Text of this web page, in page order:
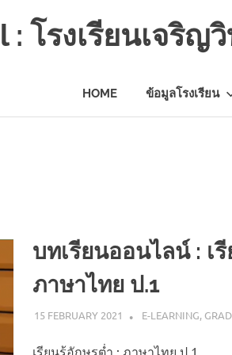
โรงเรียนเจริญ
HOME ข้อมูลโรงเรียน
บทเรียนออนไลน์ : เ
ภาษาไทย ป.1
15 FEBRUARY 2021 NAPASS
E-LEARNING,
เรียนรู้อักษรต่ำ : ภาษาไทย ป.1